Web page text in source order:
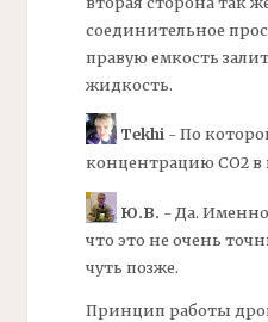
соединительное
правую емкость
жидкость.
Tekhi- По
концентрацию СО2 в
Ю.В. - Да.
что это не очень
чуть позже.
Принцип работы